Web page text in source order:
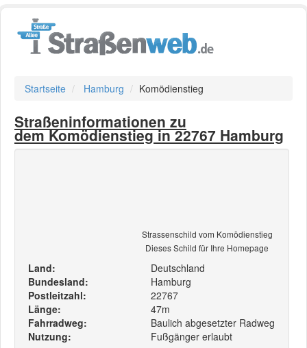
Startseite Hamburg Komödienstieg
Straßeninformationen zu
dem Komödienstieg in 22767 Hamburg
Strassenschild vom Komödienstieg
Dieses Schild für Ihre Homepage
Land:
Deutschland
Bundesland:
Hamburg
Postleitzahl:
22767
Länge:
47m
Fahrradweg:
Baulich abgesetzter Radweg
Nutzung:
Fußgänger erlaubt